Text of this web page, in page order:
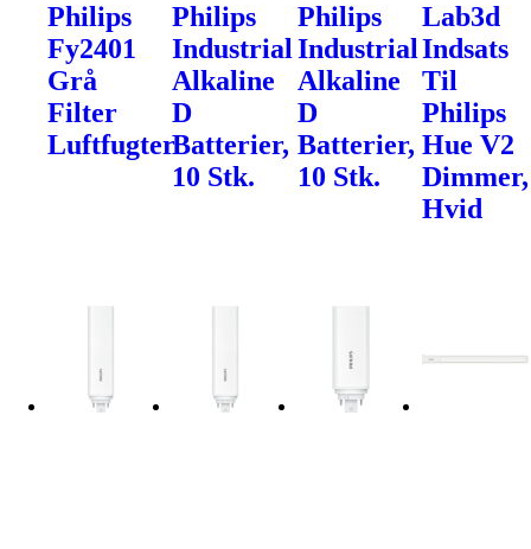
Philips
Fy2401
Grå
Filter
Luftfugter
Philips
Industrial
Alkaline
D
Batterier,
10 Stk.
Philips
Industrial
Alkaline
D
Batterier,
10 Stk.
Lab3d
Indsats
Til
Philips
Hue V2
Dimmer,
Hvid